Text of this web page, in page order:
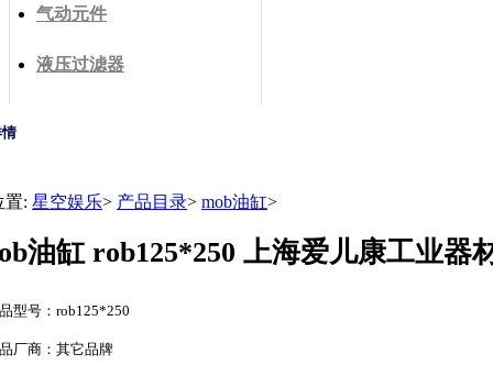
气动元件
液压过滤器
置: 星空娱乐> 产品目录> mob油缸>
油缸 rob125*250 上海爱儿康工业器
型号：rob125*250
厂商：其它品牌